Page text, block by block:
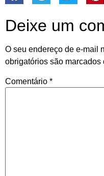
Deixe um
O seu endereço de e-mail
obrigatórios são marcados
Comentário *